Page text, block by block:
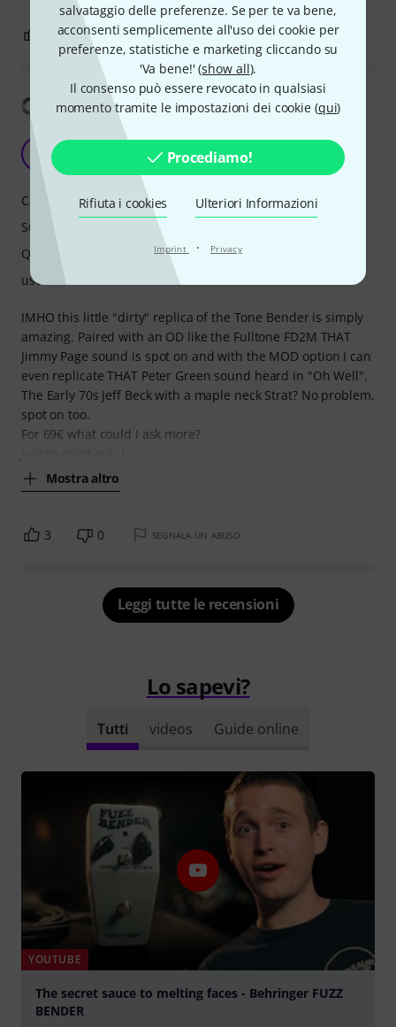
salvataggio delle preferenze. Se per te va bene,
acconsenti semplicemente all'uso dei cookie per
preferenze, statistiche e marketing cliccando su
'Va bene!' (show all).
Il consenso può essere revocato in qualsiasi
momento tramite le impostazioni dei cookie (qui)
Procediamo!
Rifiuta i cookies Ulteriori Informazioni
Imprint · Privacy
12 3 SEGNALA UN ABUSO
Mostra traduzione
What can I say?
Polfus 24.06.2025
IMHO this little "dirty" replica of the Tone Bender is simply
amazing. Paired with an OD like the Fulltone FD2M THAT
Jimmy Page sound is spot on and with the MOD option I can
even replicate THAT Peter Green sound heard in "Oh Well".
The Early 70s Jeff Beck with a maple neck Strat? No problem,
spot on too.
For 69€ what could I ask more?
Mostra altro
Caratteristiche
Suono
Qualità
uso
3 0 SEGNALA UN ABUSO
Leggi tutte le recensioni
Lo sapevi?
Tutti videos Guide online
YOUTUBE
The secret sauce to melting faces - Behringer FUZZ
BENDER